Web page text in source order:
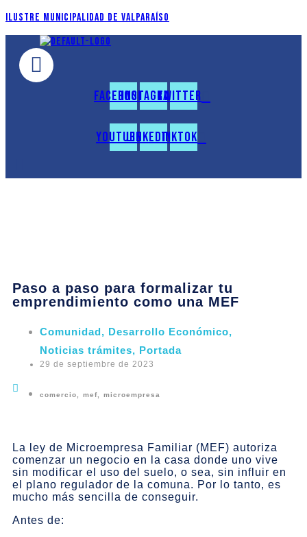
Ilustre Municipalidad de Valparaíso
FacebookInstagramTwitter
YoutubeLinkedinTiktok
Paso a paso para formalizar tu
emprendimiento como una MEF
Comunidad, Desarrollo Económico,
Noticias trámites, Portada
29 de septiembre de 2023
comercio mef microempresa
La ley de Microempresa Familiar (MEF) autoriza
comenzar un negocio en la casa donde uno vive
sin modificar el uso del suelo, o sea, sin influir en
el plano regulador de la comuna. Por lo tanto, es
mucho más sencilla de conseguir.
Antes de: